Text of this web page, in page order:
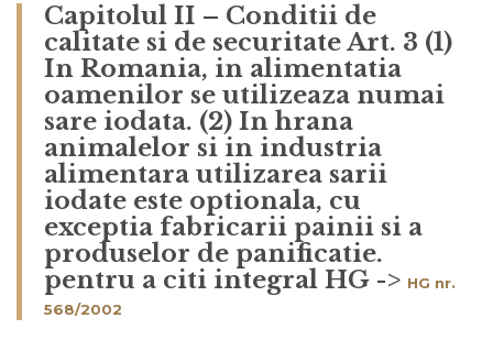
Capitolul II – Conditii de
calitate si de securitateArt. 3 (1)
In Romania, in alimentatia
oamenilor se utilizeaza numai
sare iodata. (2) In hrana
animalelor si in industria
alimentara utilizarea sarii
iodate este optionala, cu
exceptia fabricarii painii si a
produselor de panificatie.
pentru a citi integral HG -> HG nr.
568/2002